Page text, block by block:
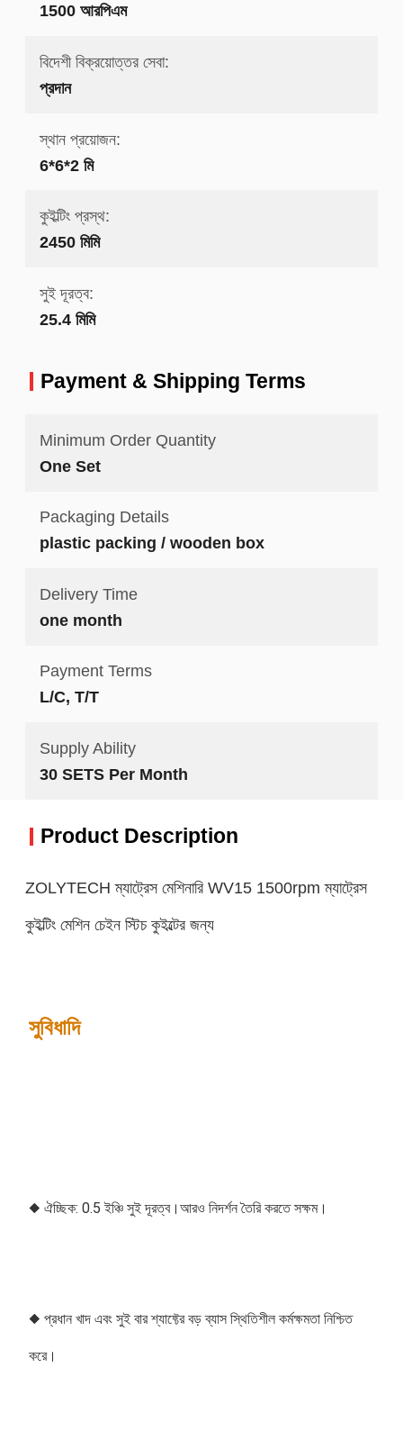
1500 আরপিএম
বিদেশী বিক্রয়োত্তর সেবা:
প্রদান
স্থান প্রয়োজন:
6*6*2 মি
কুইল্টিং প্রস্থ:
2450 মিমি
সুই দূরত্ব:
25.4 মিমি
Payment & Shipping Terms
Minimum Order Quantity
One Set
Packaging Details
plastic packing / wooden box
Delivery Time
one month
Payment Terms
L/C, T/T
Supply Ability
30 SETS Per Month
Product Description
ZOLYTECH ম্যাট্রেস মেশিনারি WV15 1500rpm ম্যাট্রেস
কুইল্টিং মেশিন চেইন স্টিচ কুইল্টের জন্য
সুবিধাদি
◆ ঐচ্ছিক: 0.5 ইঞ্চি সুই দূরত্ব।আরও নিদর্শন তৈরি করতে সক্ষম।
◆ প্রধান খাদ এবং সুই বার শ্যাফ্টের বড় ব্যাস স্থিতিশীল কর্মক্ষমতা নিশ্চিত
করে।